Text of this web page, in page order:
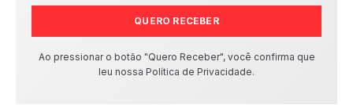
QUERO RECEBER
Ao pressionar o botão "Quero Receber", você confirma que
leu nossa Política de Privacidade.